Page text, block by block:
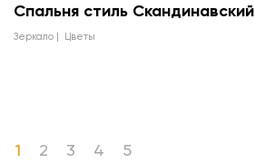
Спальня стиль Скандинавский
зеркало цветы
1 2 3 4 5